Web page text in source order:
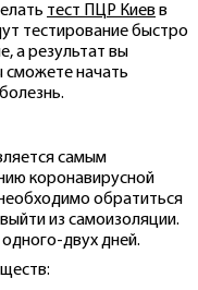
тест ПЦР Киев в
тестирование быстро
а результат вы
сможете начать
самым
коронавирусной
обратиться
из самоизоляции.
двух дней.